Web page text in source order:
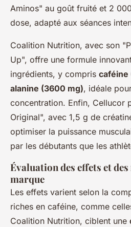
Aminos" au goût fruité et 2
dose, adapté aux séances
Coalition Nutrition, avec son
Up", offre une formule
ingrédients, y compris caféine
alanine (3600 mg), idéale
concentration. Enfin, Cellucor
Original", avec 1,5 g de
optimiser la puissance
par les débutants que les
Évaluation des effets et
marque
Les effets varient selon la
riches en caféine, comme
Coalition Nutrition, ciblent une